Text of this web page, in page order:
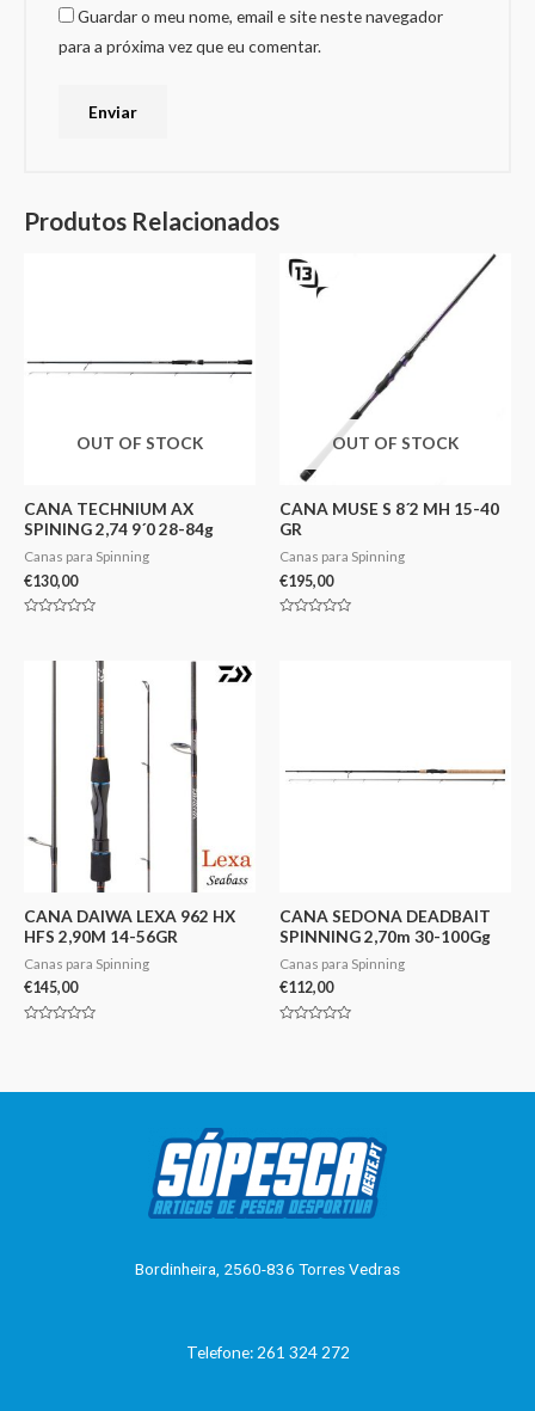
Guardar o meu nome, email e site neste navegador
para a próxima vez que eu comentar.
Produtos Relacionados
OUT OF STOCK
CANA TECHNIUM AX
SPINING 2,74 9´0 28-84g
Canas para Spinning
€130,00
OUT OF STOCK
CANA MUSE S 8´2 MH 15-40
GR
Canas para Spinning
€195,00
CANA DAIWA LEXA 962 HX
HFS 2,90M 14-56GR
Canas para Spinning
€145,00
CANA SEDONA DEADBAIT
SPINNING 2,70m 30-100Gg
Canas para Spinning
€112,00
Bordinheira, 2560-836 Torres Vedras
Telefone: 261 324 272